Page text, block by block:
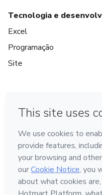
Tecnologia e
Excel
Programação
Site
Feito com ❤ na Cidade do
Conheça a Hotmart